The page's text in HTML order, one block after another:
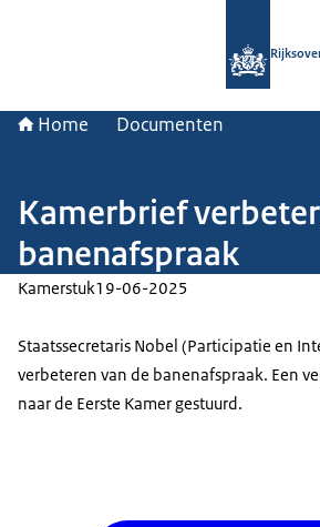
Home Documenten
Kamerbrief
banenafspraak
Kamerstuk19-06-2025
Staatssecretaris Nobel (Participatie en
verbeteren van de banenafspraak. Een
naar de Eerste Kamer gestuurd.